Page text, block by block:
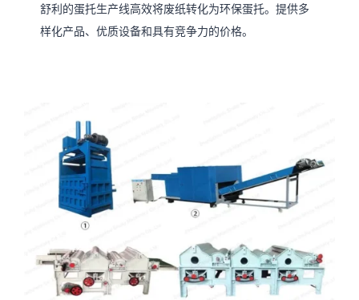
舒利的蛋托生产线高效将废纸转化为环保蛋托。提供多
样化产品、优质设备和具有竞争力的价格。